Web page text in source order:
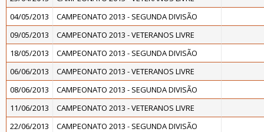
04/05/2013
CAMPEONATO 2013 - SEGUNDA DIVISÃO
09/05/2013
CAMPEONATO 2013 - VETERANOS LIVRE
18/05/2013
CAMPEONATO 2013 - SEGUNDA DIVISÃO
06/06/2013
CAMPEONATO 2013 - VETERANOS LIVRE
08/06/2013
CAMPEONATO 2013 - SEGUNDA DIVISÃO
11/06/2013
CAMPEONATO 2013 - VETERANOS LIVRE
22/06/2013
CAMPEONATO 2013 - SEGUNDA DIVISÃO